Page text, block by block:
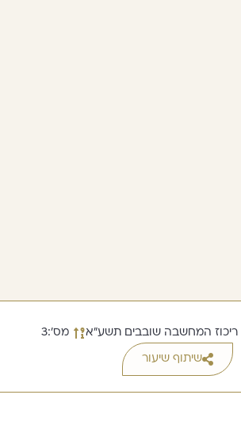
ריכוז המחשבה שובבים תשע"א מס׳:3
שיתוף שיעור